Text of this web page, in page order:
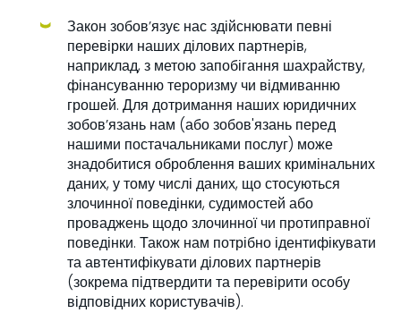
Закон зобов’язує нас здійснювати певні
перевірки наших ділових партнерів,
наприклад, з метою запобігання шахрайству,
фінансуванню тероризму чи відмиванню
грошей. Для дотримання наших юридичних
зобов’язань нам (або зобов'язань перед
нашими постачальниками послуг) може
знадобитися оброблення ваших кримінальних
даних, у тому числі даних, що стосуються
злочинної поведінки, судимостей або
проваджень щодо злочинної чи протиправної
поведінки. Також нам потрібно ідентифікувати
та автентифікувати ділових партнерів
(зокрема підтвердити та перевірити особу
відповідних користувачів).